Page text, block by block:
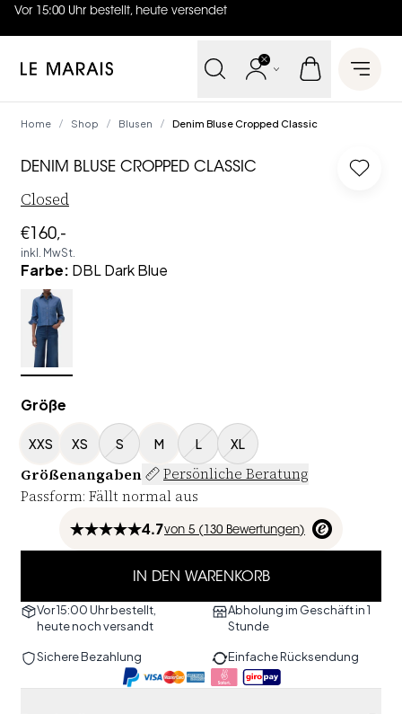
Vor 15:00 Uhr bestellt, heute versendet
4.7 von5 (130 Bewertungen
Le Marais Open
Home / Shop / Blusen / Denim Bluse Cropped Classic
DENIM BLUSE CROPPED CLASSIC Log in
Closed
€160,-
inkl. MwSt.
Farbe: DBL Dark Blue
Größe
XXS XS S M L XL
Größenangaben
Persönliche Beratung
Passform: Fällt normal aus
4.7von 5 ( 130 Bewertungen)
IN DEN WARENKORB
Vor 15:00 Uhr bestellt,
heute noch versandt
Abholung im Geschäft in 1
Stunde
Sichere Bezahlung Einfache Rücksendung